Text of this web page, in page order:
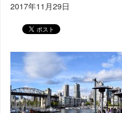
2017年11月29日